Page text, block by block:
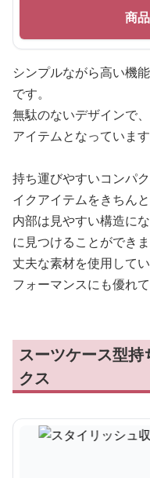
商
シンプルながら高い機
です。
無駄のないデザインで
アイテムとなっています
持ち運びやすいコンパ
イクアイテムをきちん
内部は見やすい構造に
に見つけることができま
丈夫な素材を使用して
フォーマンスにも優れて
スーツケース型
クス